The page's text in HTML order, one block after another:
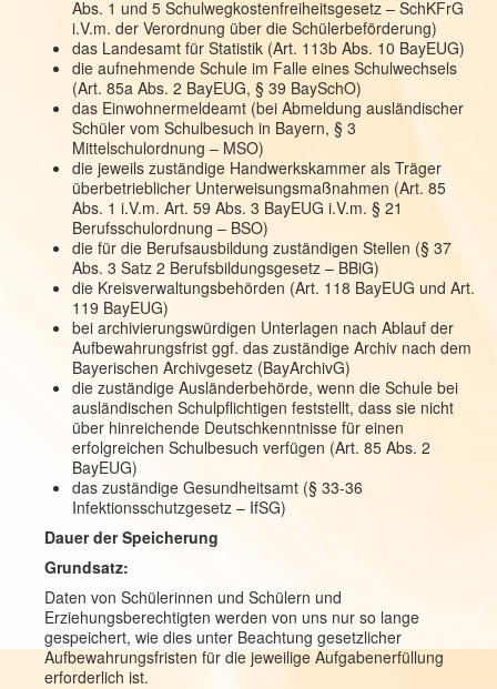
Abs. 1 und 5 Schulwegkostenfreiheitsgesetz – SchKFrG
i.V.m. der Verordnung über die Schülerbeförderung)
das Landesamt für Statistik (Art. 113b Abs. 10 BayEUG)
die aufnehmende Schule im Falle eines Schulwechsels
(Art. 85a Abs. 2 BayEUG, § 39 BaySchO)
das Einwohnermeldeamt (bei Abmeldung ausländischer
Schüler vom Schulbesuch in Bayern, § 3
Mittelschulordnung – MSO)
die jeweils zuständige Handwerkskammer als Träger
überbetrieblicher Unterweisungsmaßnahmen (Art. 85
Abs. 1 i.V.m. Art. 59 Abs. 3 BayEUG i.V.m. § 21
Berufsschulordnung – BSO)
die für die Berufsausbildung zuständigen Stellen (§ 37
Abs. 3 Satz 2 Berufsbildungsgesetz – BBiG)
die Kreisverwaltungsbehörden (Art. 118 BayEUG und Art.
119 BayEUG)
bei archivierungswürdigen Unterlagen nach Ablauf der
Aufbewahrungsfrist ggf. das zuständige Archiv nach dem
Bayerischen Archivgesetz (BayArchivG)
die zuständige Ausländerbehörde, wenn die Schule bei
ausländischen Schulpflichtigen feststellt, dass sie nicht
über hinreichende Deutschkenntnisse für einen
erfolgreichen Schulbesuch verfügen (Art. 85 Abs. 2
BayEUG)
das zuständige Gesundheitsamt (§ 33-36
Infektionsschutzgesetz – IfSG)
Dauer der Speicherung
Grundsatz:
Daten von Schülerinnen und Schülern und
Erziehungsberechtigten werden von uns nur so lange
gespeichert, wie dies unter Beachtung gesetzlicher
Aufbewahrungsfristen für die jeweilige Aufgabenerfüllung
erforderlich ist.